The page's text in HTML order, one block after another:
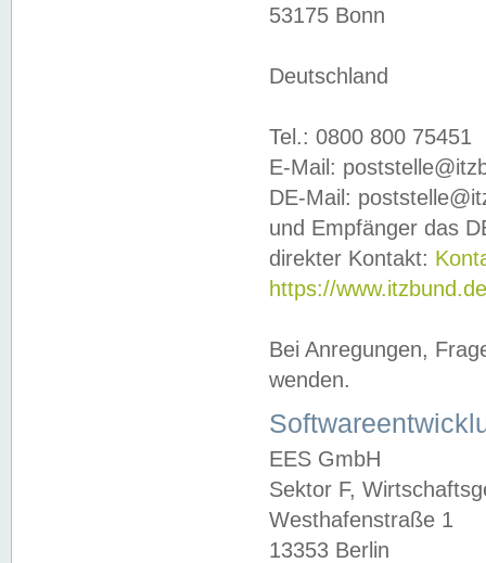
53175 Bonn
Deutschland
Tel.: 0800 800 75451
E-Mail:
DE-Mail:
und Empfänger das
direkter Kontakt:
https://
Bei Anregungen,
wenden.
EES GmbH
Sektor F,
Westhafenstraße 1
13353 Berlin